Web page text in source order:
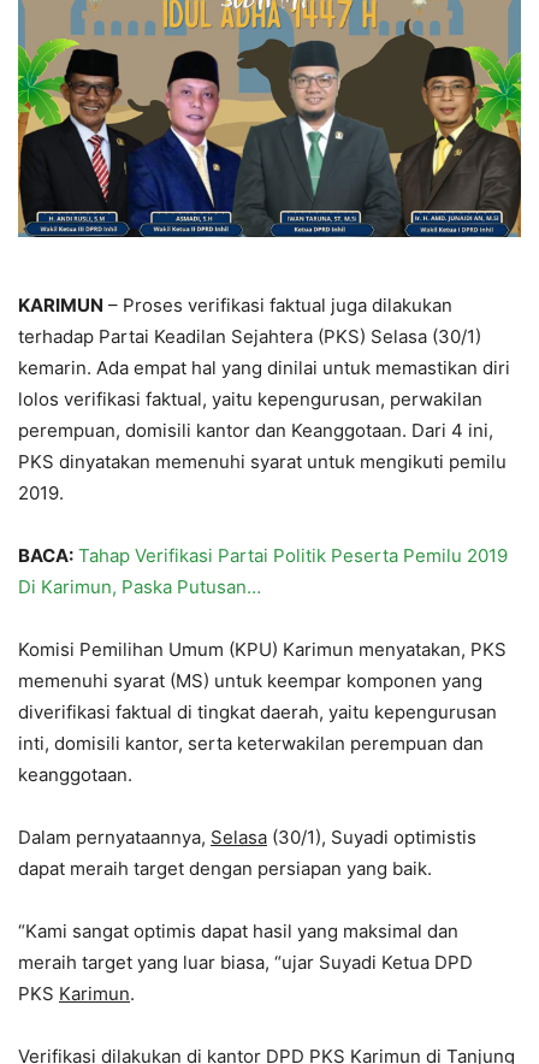
KARIMUN – Proses verifikasi faktual juga dilakukan
terhadap Partai Keadilan Sejahtera (PKS) Selasa (30/1)
kemarin. Ada empat hal yang dinilai untuk memastikan diri
lolos verifikasi faktual, yaitu kepengurusan, perwakilan
perempuan, domisili kantor dan Keanggotaan. Dari 4 ini,
PKS dinyatakan memenuhi syarat untuk mengikuti pemilu
2019.
BACA: Tahap Verifikasi Partai Politik Peserta Pemilu 2019
Di Karimun, Paska Putusan…
Komisi Pemilihan Umum (KPU) Karimun menyatakan, PKS
memenuhi syarat (MS) untuk keempar komponen yang
diverifikasi faktual di tingkat daerah, yaitu kepengurusan
inti, domisili kantor, serta keterwakilan perempuan dan
keanggotaan.
Dalam pernyataannya, Selasa (30/1), Suyadi optimistis
dapat meraih target dengan persiapan yang baik.
“Kami sangat optimis dapat hasil yang maksimal dan
meraih target yang luar biasa, “ujar Suyadi Ketua DPD
PKS Karimun.
Verifikasi dilakukan di kantor DPD PKS Karimun di Tanjung